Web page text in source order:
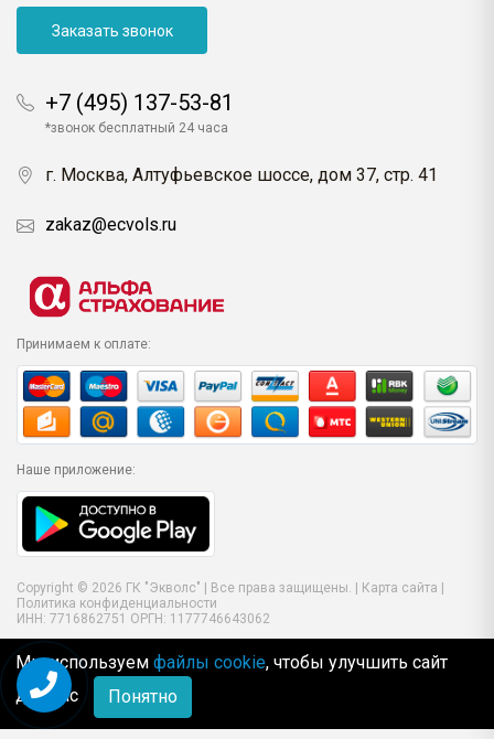
Заказать звонок
+7 (495) 137-53-81
*звонок бесплатный 24 часа
г. Москва, Алтуфьевское шоссе, дом 37, стр. 41
zakaz@ecvols.ru
Принимаем к оплате:
Наше приложение:
Copyright © 2026 ГК "Экволс" | Все права защищены. | Карта сайта
Политика конфиденциальности
ИНН: 7716862751 ОРГН: 1177746643062
Мы используем файлы cookie, чтобы улучшить сайт
для Вас
Понятно